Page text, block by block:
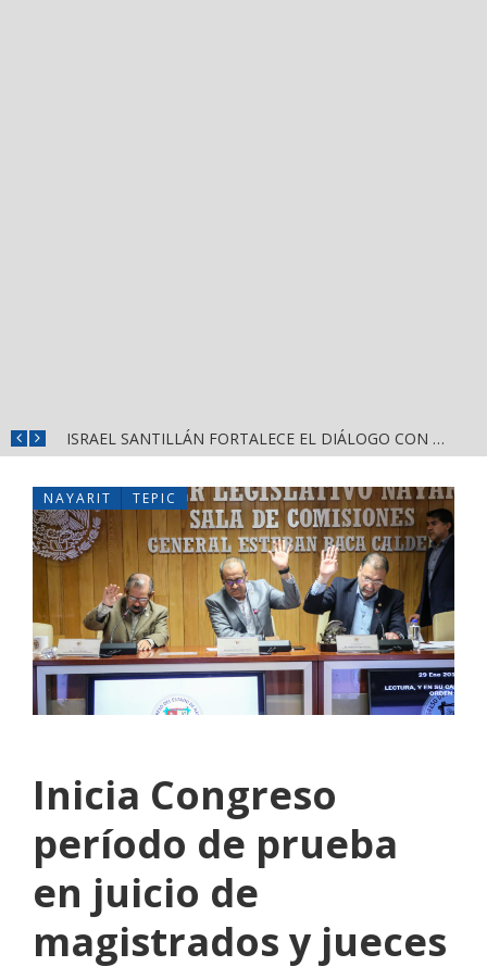
ISRAEL SANTILLÁN FORTALECE EL DIÁLOGO CON VECINOS DE MEZCALITOS CON JORNADA «HECHOS PARA ESCUCHARTE»
NAYARIT TEPIC
Inicia Congreso
período de prueba
en juicio de
magistrados y jueces